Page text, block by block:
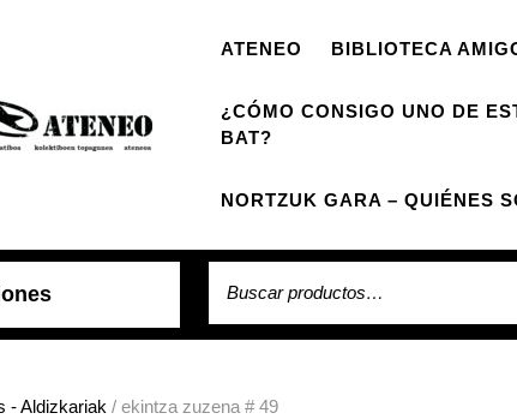
ATENEO BIBLIOTECA
¿CÓMO CONSIGO UNO DE
BAT?
NORTZUK GARA – QUIÉNES
- Aldizkariak / ekintza zuzena # 49